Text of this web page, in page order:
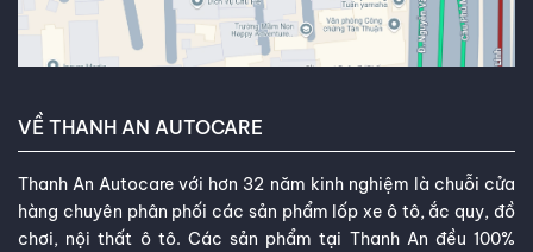
VỀ THANH AN AUTOCARE
Thanh An Autocare với hơn 32 năm kinh nghiệm là chuỗi cửa
hàng chuyên phân phối các sản phẩm lốp xe ô tô, ắc quy, đồ
chơi, nội thất ô tô. Các sản phẩm tại Thanh An đều 100%